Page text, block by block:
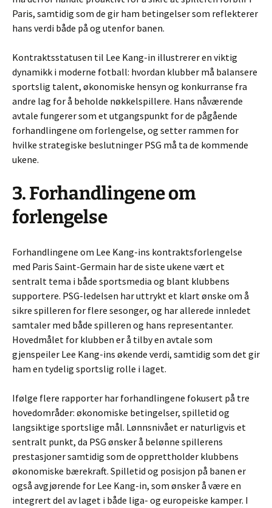
Paris, samtidig som de gir ham betingelser som reflekterer
hans verdi både på og utenfor banen.
Kontraktsstatusen til Lee Kang-in illustrerer en viktig
dynamikk i moderne fotball: hvordan klubber må balansere
sportslig talent, økonomiske hensyn og konkurranse fra
andre lag for å beholde nøkkelspillere. Hans nåværende
avtale fungerer som et utgangspunkt for de pågående
forhandlingene om forlengelse, og setter rammen for
hvilke strategiske beslutninger PSG må ta de kommende
ukene.
3. Forhandlingene om
forlengelse
Forhandlingene om Lee Kang-ins kontraktsforlengelse
med Paris Saint-Germain har de siste ukene vært et
sentralt tema i både sportsmedia og blant klubbens
supportere. PSG-ledelsen har uttrykt et klart ønske om å
sikre spilleren for flere sesonger, og har allerede innledet
samtaler med både spilleren og hans representanter.
Hovedmålet for klubben er å tilby en avtale som
gjenspeiler Lee Kang-ins økende verdi, samtidig som det gir
ham en tydelig sportslig rolle i laget.
Ifølge flere rapporter har forhandlingene fokusert på tre
hovedområder: økonomiske betingelser, spilletid og
langsiktige sportslige mål. Lønnsnivået er naturligvis et
sentralt punkt, da PSG ønsker å belønne spillerens
prestasjoner samtidig som de opprettholder klubbens
økonomiske bærekraft. Spilletid og posisjon på banen er
også avgjørende for Lee Kang-in, som ønsker å være en
integrert del av laget i både liga- og europeiske kamper. I